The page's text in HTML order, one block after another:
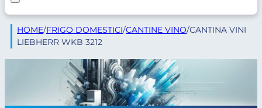
HOME/FRIGO DOMESTICI/CANTINE VINO/CANTINA VINI
LIEBHERR WKB 3212